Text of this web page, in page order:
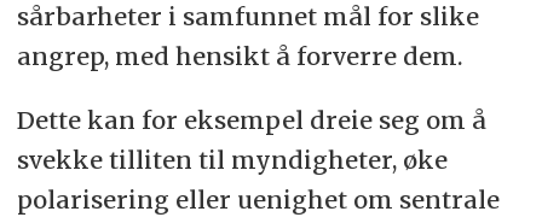
sårbarheter i samfunnet mål for slike
angrep, med hensikt å forverre dem.
Dette kan for eksempel dreie seg om å
svekke tilliten til myndigheter, øke
polarisering eller uenighet om sentrale